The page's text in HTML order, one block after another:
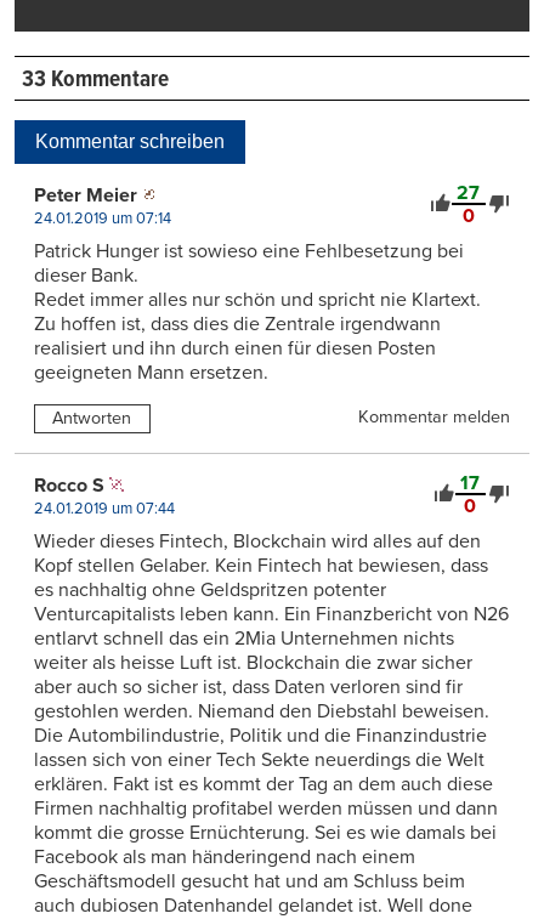
33 Kommentare
Kommentar schreiben
27
0
Peter Meier
24.01.2019 um 07:14
Patrick Hunger ist sowieso eine Fehlbesetzung bei
dieser Bank.
Redet immer alles nur schön und spricht nie Klartext.
Zu hoffen ist, dass dies die Zentrale irgendwann
realisiert und ihn durch einen für diesen Posten
geeigneten Mann ersetzen.
Antworten Kommentar melden
17
0
Rocco S
24.01.2019 um 07:44
Wieder dieses Fintech, Blockchain wird alles auf den
Kopf stellen Gelaber. Kein Fintech hat bewiesen, dass
es nachhaltig ohne Geldspritzen potenter
Venturcapitalists leben kann. Ein Finanzbericht von N26
entlarvt schnell das ein 2Mia Unternehmen nichts
weiter als heisse Luft ist. Blockchain die zwar sicher
aber auch so sicher ist, dass Daten verloren sind fir
gestohlen werden. Niemand den Diebstahl beweisen.
Die Autombilindustrie, Politik und die Finanzindustrie
lassen sich von einer Tech Sekte neuerdings die Welt
erklären. Fakt ist es kommt der Tag an dem auch diese
Firmen nachhaltig profitabel werden müssen und dann
kommt die grosse Ernüchterung. Sei es wie damals bei
Facebook als man händeringend nach einem
Geschäftsmodell gesucht hat und am Schluss beim
auch dubiosen Datenhandel gelandet ist. Well done